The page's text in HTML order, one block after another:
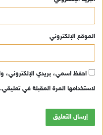
الموقع الإلكتروني
احفظ اسمي، بريدي الإلكتروني،
لاستخدامها المرة المقبلة في تعليقي.